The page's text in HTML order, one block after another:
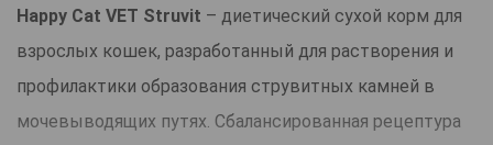
Happy Cat VET Struvit – диетический сухой корм для
взрослых кошек, разработанный для растворения и
профилактики образования струвитных камней в
мочевыводящих путях. Сбалансированная рецептура